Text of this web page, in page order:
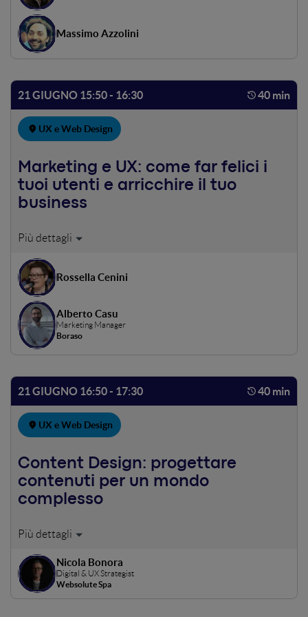
necessario modellare gli impatti del servizio nelle loro vite.
Vedremo perché la UX strategy è cruciale nella
progettazione ed è funzionale al business.
Massimo Azzolini
21 GIUGNO 15:50 - 16:30 40 min
UX e Web Design
Marketing e UX: come far felici i
tuoi utenti e arricchire il tuo
business
Il marketing vuole solo imbrogliare gli utenti? La UX vuole
UX e metodi di ricerca marketing che lavorano insieme in
un processo iterativo per il miglioramento delle
performance del sito e la felicità delle persone.
Rossella Cenini
Alberto Casu
Marketing Manager
Boraso
21 GIUGNO 16:50 - 17:30 40 min
UX e Web Design
Content Design: progettare
contenuti per un mondo
complesso
Utile, onesto, accessibile, strutturato, semplice, user-
coerente, supportato: una sporca dozzina di attributi, un
proto-manifesto per il contenuto che funziona. Come
arrivarci? Progettando - e agendo - come designer.
Nicola Bonora
Digital & UX Strategist
Websolute Spa